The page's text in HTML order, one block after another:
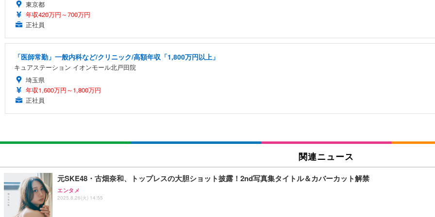
東京都
年収420万円～700万円
正社員
「医師常勤」一般内科など/クリニック/高額年収「1,800万円以上」
キュアステーション イオンモール北戸田院
埼玉県
年収1,600万円～1,800万円
正社員
関連ニュース
元SKE48・古畑奈和、トップレスの大胆ショット披露！2nd写真集タイトル＆カバーカット解禁
エンタメ
2025.8.26(火) 14:55